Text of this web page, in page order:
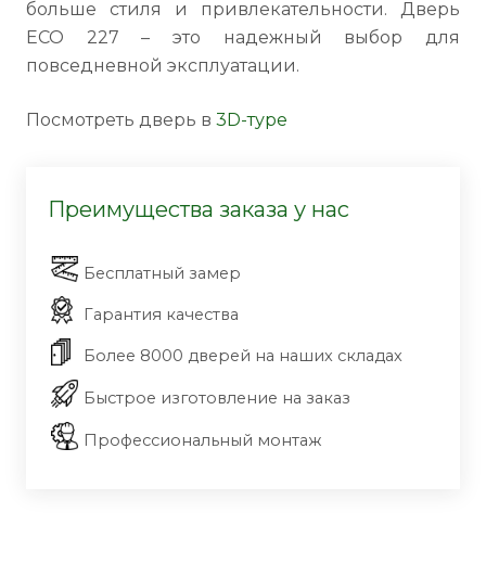
больше стиля и привлекательности. Дверь
ECO 227 – это надежный выбор для
повседневной эксплуатации.
Посмотреть дверь в 3D-туре
Преимущества заказа у нас
Бесплатный замер
Гарантия качества
Более 8000 дверей на наших складах
Быстрое изготовление на заказ
Профессиональный монтаж